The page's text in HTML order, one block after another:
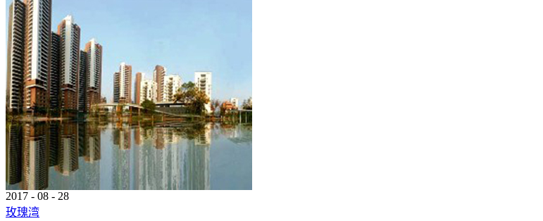
2017 - 08 - 28
玫瑰湾